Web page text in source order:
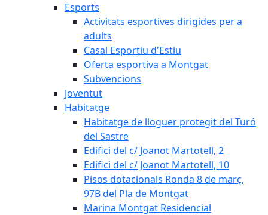
Esports
Activitats esportives dirigides per a
adults
Casal Esportiu d'Estiu
Oferta esportiva a Montgat
Subvencions
Joventut
Habitatge
Habitatge de lloguer protegit del Turó
del Sastre
Edifici del c/ Joanot Martotell, 2
Edifici del c/ Joanot Martotell, 10
Pisos dotacionals Ronda 8 de març,
97B del Pla de Montgat
Marina Montgat Residencial